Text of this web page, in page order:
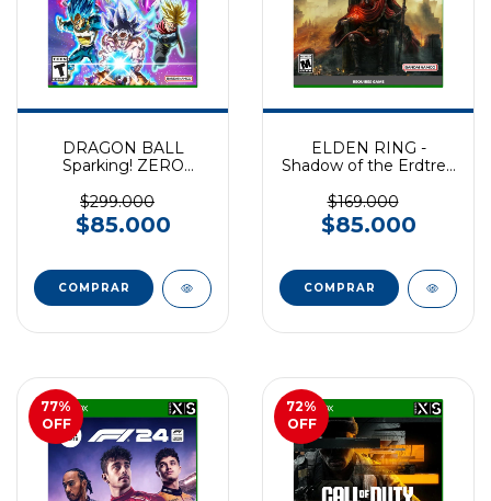
DRAGON BALL
Sparking! ZERO
SERIES
$299.000
$85.000
ELDEN RING -
Shadow of the Erdtree
$169.000
$85.000
77%
OFF
72%
OFF